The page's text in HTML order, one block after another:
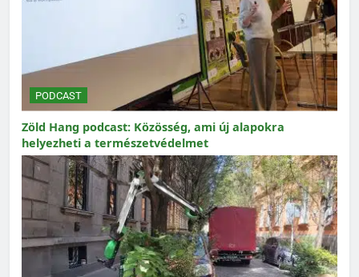
PODCAST
Zöld Hang podcast: Közösség, ami új alapokra
helyezheti a természetvédelmet